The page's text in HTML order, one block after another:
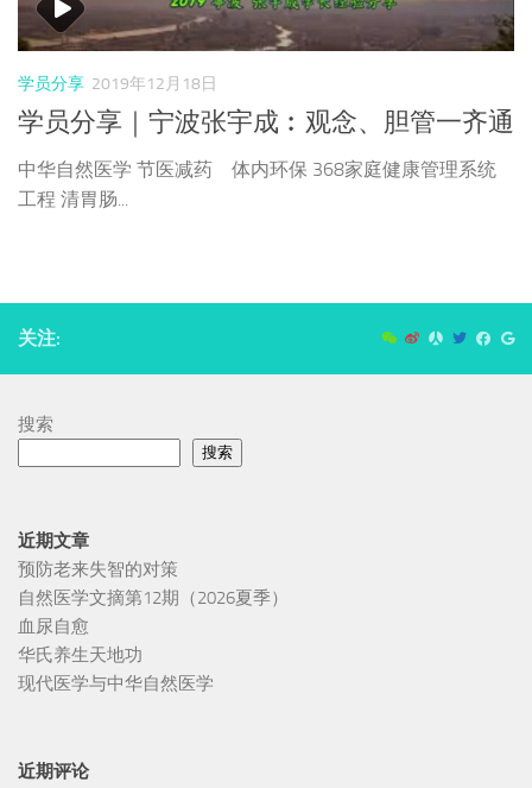
学员分享 2019年12月18日
学员分享｜宁波张宇成︰观念、胆管一齐通
中华自然医学 节医减药 体内环保 368家庭健康管理系统
工程 清胃肠...
关注:
搜索
搜索
近期文章
预防老来失智的对策
自然医学文摘第12期（2026夏季）
血尿自愈
华氏养生天地功
现代医学与中华自然医学
近期评论